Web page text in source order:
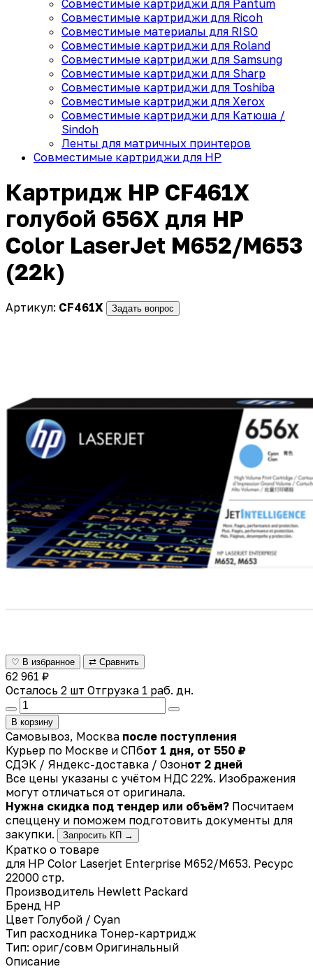
Совместимые картриджи для Pantum
Совместимые картриджи для Ricoh
Совместимые материалы для RISO
Совместимые картриджи для Roland
Совместимые картриджи для Samsung
Совместимые картриджи для Sharp
Совместимые картриджи для Toshiba
Совместимые картриджи для Xerox
Совместимые картриджи для Катюша /
Sindoh
Ленты для матричных принтеров
Совместимые картриджи для HP
Картридж HP CF461X
голубой 656X для HP
Color LaserJet M652/M653
(22k)
Артикул: CF461X Задать вопрос
♡ В избранное ⇄ Сравнить
62 961 ₽
Осталось 2 шт Отгрузка 1 раб. дн.
В корзину
Самовывоз, Москва после поступления
Курьер по Москве и СПбот 1 дня, от 550 ₽
СДЭК / Яндекс-доставка / Озонот 2 дней
Все цены указаны с учётом НДС 22%. Изображения
могут отличаться от оригинала.
Нужна скидка под тендер или объём? Посчитаем
спеццену и поможем подготовить документы для
закупки.
Запросить КП →
Кратко о товаре
для HP Color Laserjet Enterprise M652/M653. Ресурс
22000 стр.
Производитель Hewlett Packard
Бренд HP
Цвет Голубой / Cyan
Тип расходника Тонер-картридж
Тип: ориг/совм Оригинальный
Описание